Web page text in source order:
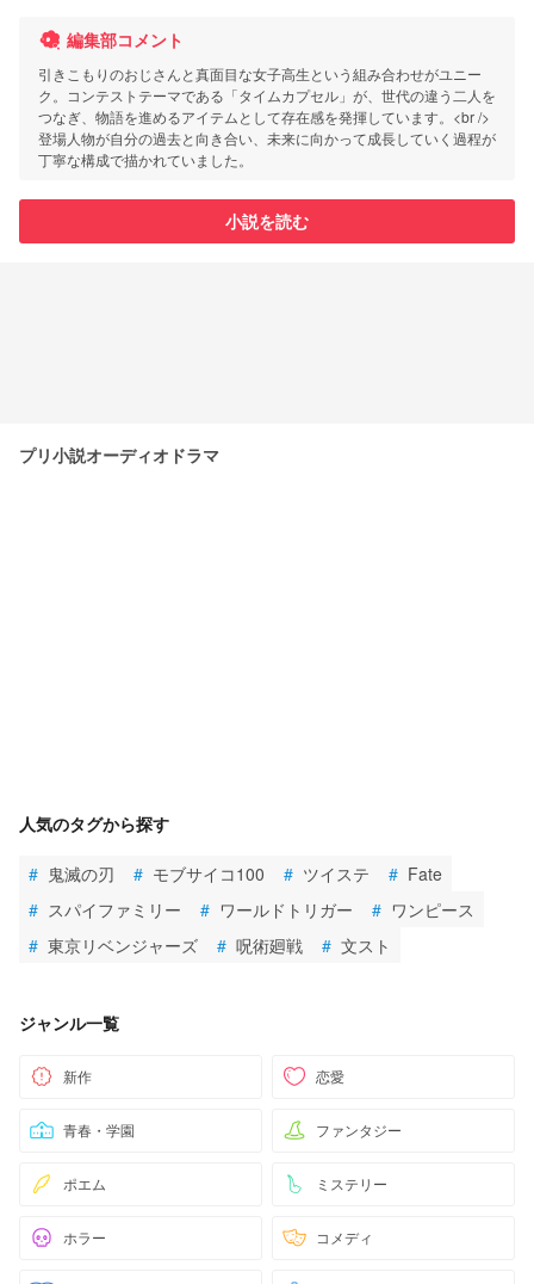
編集部コメント
引きこもりのおじさんと真面目な女子高生という組み合わせがユニー
ク。コンテストテーマである「タイムカプセル」が、世代の違う二人を
つなぎ、物語を進めるアイテムとして存在感を発揮しています。<br />
登場人物が自分の過去と向き合い、未来に向かって成長していく過程が
丁寧な構成で描かれていました。
小説を読む
プリ小説オーディオドラマ
人気のタグから探す
# 鬼滅の刃 # モブサイコ100 # ツイステ # Fate
# スパイファミリー # ワールドトリガー # ワンピース
# 東京リベンジャーズ # 呪術廻戦 # 文スト
ジャンル一覧
新作 恋愛
青春・学園 ファンタジー
ポエム ミステリー
ホラー コメディ